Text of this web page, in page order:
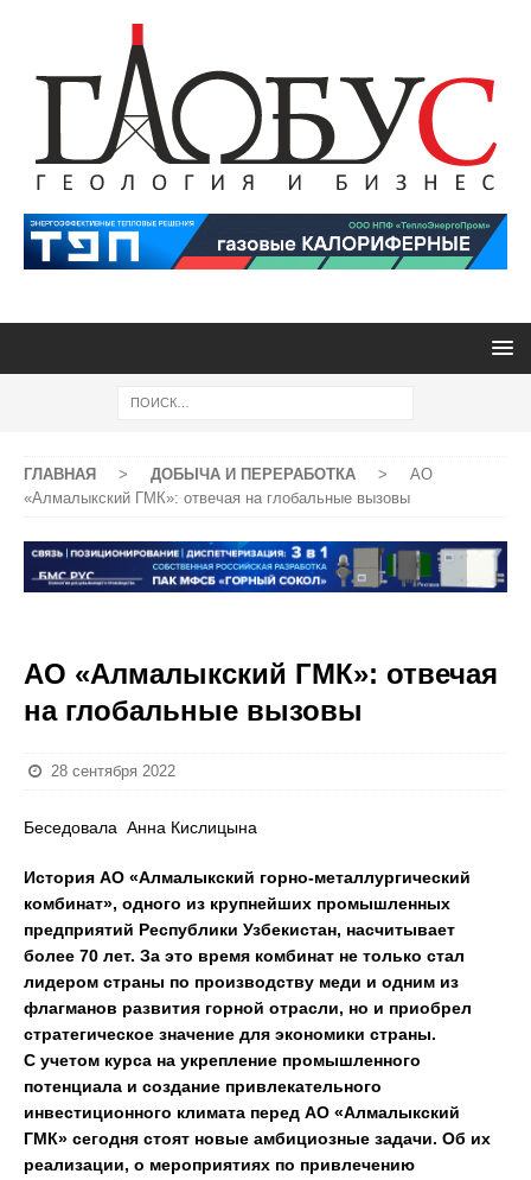
ГЛАВНАЯ > ДОБЫЧА И ПЕРЕРАБОТКА >
АО
«Алмалыкский ГМК»: отвечая на глобальные вызовы
АО «Алмалыкский ГМК»: отвечая
на глобальные вызовы
28 сентября 2022
Беседовала Анна Кислицына
История АО «Алмалыкский горно-металлургический
комбинат», одного из крупнейших промышленных
предприятий Республики Узбекистан, насчитывает
более 70 лет. За это время комбинат не только стал
лидером страны по производству меди и одним из
флагманов развития горной отрасли, но и приобрел
стратегическое значение для экономики страны.
С учетом курса на укрепление промышленного
потенциала и создание привлекательного
инвестиционного климата перед АО «Алмалыкский
ГМК» сегодня стоят новые амбициозные задачи. Об их
реализации, о мероприятиях по привлечению